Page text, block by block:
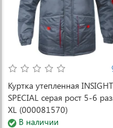
Куртка утепленная INSIGHT
SPECIAL серая рост 5-6
XL (000081570)
В наличии